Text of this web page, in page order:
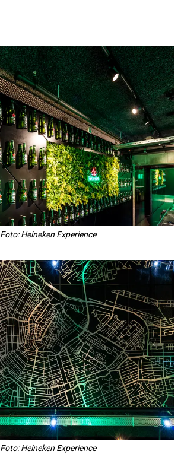
Foto: Heineken Experience
Foto: Heineken Experience